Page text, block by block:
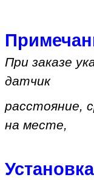
При заказе
датчик
расстояние,
на месте,
Установка